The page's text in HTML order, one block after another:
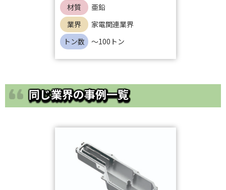
材質
亜鉛
業界
家電関連業界
トン数
～100トン
同じ業界の事例一覧